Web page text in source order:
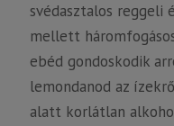
svédasztalos reggeli
mellett
ebéd gondoskodik
lemondanod az
alatt korlátlan